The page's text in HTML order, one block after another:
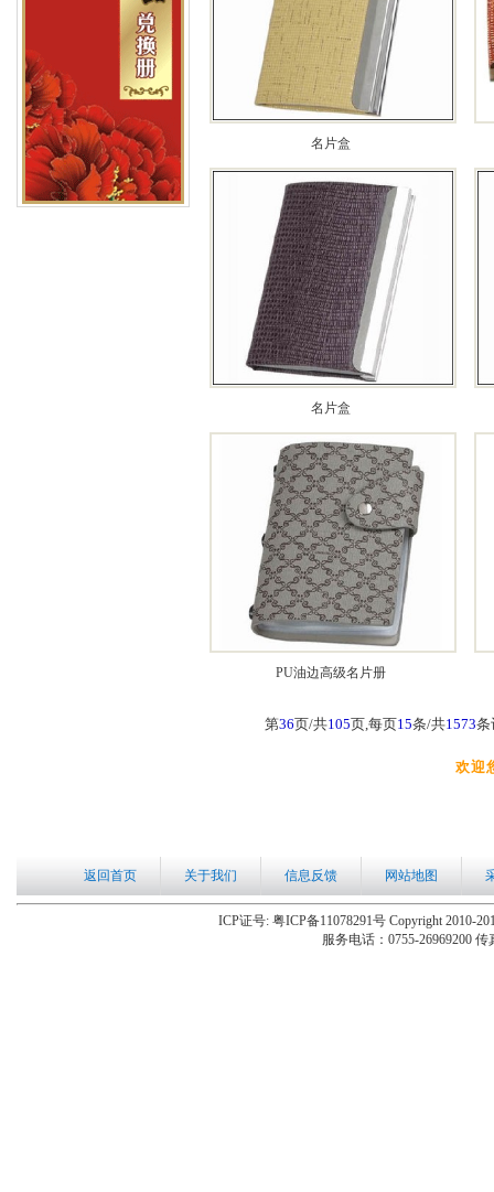
名片盒
名片盒
PU油边高级名片册
第36页/共105页,每页15条/共1573条
欢迎
返回首页 关于我们 信息反馈 网站地图
ICP证号: 粤ICP备11078291号 Copyright 2010-
服务电话：0755-26969200 传